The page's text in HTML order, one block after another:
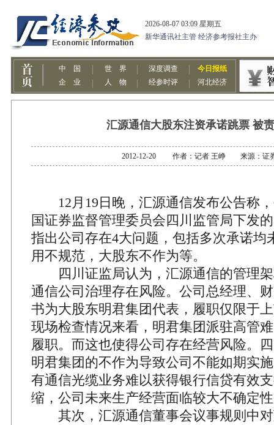
汇源通信大股东注资承诺跳票 被
2012-12-20 作者：记者 王峥 来源：证
12月19日晚，汇源通信发布公告称，
国证券监督管理委员会四川监管局下发
指出公司存在4大问题，包括多次承诺均
用不规范，大股东不作为等。
四川证监局认为，汇源通信的管理架
通信公司治理存在风险。公司总经理、
书为大股东明君集团代表，履职仅限于
现场检查情况来看，明君集团派驻高管
履职。而这也使得公司存在经营风险。
明君集团的不作为导致公司不能如期实
有通信光缆业务难以获得银行信贷有效
缩，公司未来生产经营面临较大不确定
其次，汇源通信董事会议事规则中对